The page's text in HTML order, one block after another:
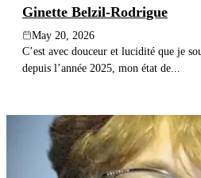
Ginette Belzil-Rodrigue
May 20, 2026
C’est avec douceur et lucidité que je
depuis l’année 2025, mon état de...